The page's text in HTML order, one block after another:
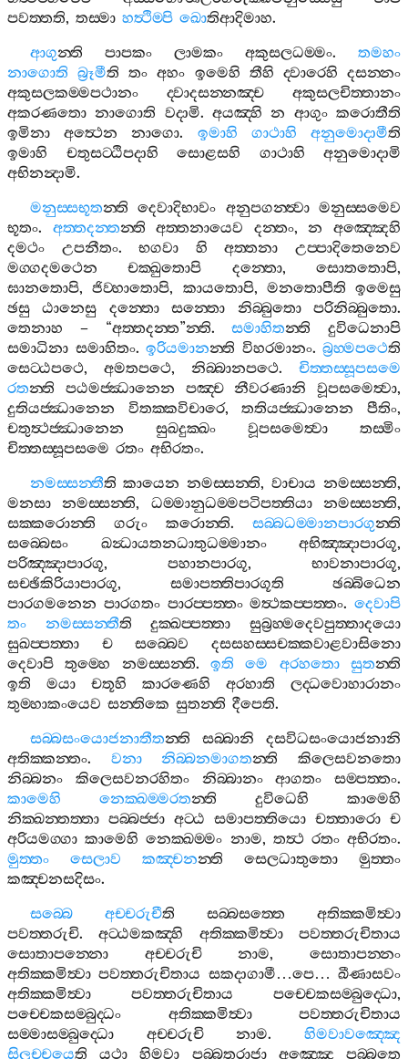
පවත‍්තති, තස‍්මා හත්‍ථිම‍්පි ඛොතිආදිමාහ.
ආගුන‍්ති පාපකං ලාමකං අකුසලධම‍්මං. තමහං
නාගොති බ්‍රූමීති තං අහං ඉමෙහි තීහි ද‍්වාරෙහි දසන‍්නං
අකුසලකම‍්මපථානං
ද‍්වාදසන‍්නඤ‍්ච
අකුසලචිත‍්තානං
අකරණතො නාගොති වදාමි.අයඤ‍්හි න ආගුං කරොතීති
ඉමිනා
අත්‍ථෙන නාගො. ඉමාහි ගාථාහි අනුමොදාමීති
ඉමාහි
චතුසට‍්ඨිපදාහි සොළසහි ගාථාහි
අනුමොදාමි
අභිනන්‍දාමි.
මනුස‍්සභූතන‍්ති දෙවාදිභාවං අනුපගන‍්ත්‍වා මනුස‍්සමෙව
භූතං. අත‍්තදන‍්තන‍්ති අත‍්තනායෙව දන‍්තං,න
අඤ‍්ඤෙහි
දමථං
උපනීතං.භගවා හි අත‍්තනා
උප‍්පාදිතෙනෙව
මග‍්ගදමථෙන
චක‍්ඛුතොපි දන‍්තො,සොතතොපි,
ඝානතොපි,ජිව‍්හාතොපි, කායතොපි, මනතොපීති ඉමෙසු
ඡසු
ඨානෙසු දන‍්තො සන‍්තො නිබ‍්බුතො පරිනිබ‍්බුතො.
තෙනාහ – “අත‍්තදන‍්ත”න‍්ති.සමාහිතන‍්ති
දුවිධෙනාපි
සමාධිනා සමාහිතං. ඉරියමානන‍්ති විහරමානං. බ්‍රහ‍්මපථෙති
සෙට‍්ඨපථෙ, අමතපථෙ, නිබ‍්බානපථෙ. චිත‍්තස‍්සූපසමෙ
රතන‍්ති පඨමජ‍්ඣානෙන පඤ‍්ච නීවරණානි වූපසමෙත්‍වා,
දුතියජ‍්ඣානෙන
විතක‍්කවිචාරෙ,තතියජ‍්ඣානෙන පීතිං,
චතුත්‍ථජ‍්ඣානෙන
සුඛදුක‍්ඛං වූපසමෙත්‍වා
තස‍්මිං
චිත‍්තස‍්සූපසමෙ රතං අභිරතං.
නමස‍්සන‍්තීති කායෙන නමස‍්සන‍්ති,වාචාය නමස‍්සන‍්ති,
මනසා
නමස‍්සන‍්ති, ධම‍්මානුධම‍්මපටිපත‍්තියා නමස‍්සන‍්ති,
සක‍්කරොන‍්ති
ගරුං කරොන‍්ති. සබ‍්බධම‍්මානපාරගුන‍්ති
සබ‍්බෙසං
ඛන්‍ධායතනධාතුධම‍්මානං අභිඤ‍්ඤාපාරගූ,
පරිඤ‍්ඤාපාරගූ, පහානපාරගූ, භාවනාපාරගූ,
සච‍්ඡිකිරියාපාරගූ, සමාපත‍්තිපාරගූති
ඡබ‍්බිධෙන
පාරගමනෙන පාරගතං පාරප‍්පත‍්තං මත්‍ථකප‍්පත‍්තං. දෙවාපි
තං
නමස‍්සන‍්තීති දුක‍්ඛප‍්පත‍්තා
සුබ්‍රහ‍්මදෙවපුත‍්තාදයො
සුඛප‍්පත‍්තා
ච සබ‍්බෙව
දසසහස‍්සචක‍්කවාළවාසිනො
දෙවාපි
තුම‍්හෙ නමස‍්සන‍්ති.ඉති මෙ අරහතො සුතන‍්ති
ඉති
මයා චතූහි කාරණෙහි අරහාති
ලද‍්ධවොහාරානං
තුම‍්හාකංයෙව සන‍්තිකෙ සුතන‍්ති දීපෙති.
සබ‍්බසංයොජනාතීතන‍්ති සබ‍්බානි
දසවිධසංයොජනානි
අතික‍්කන‍්තං. වනා නිබ‍්බනමාගතන‍්ති
කිලෙසවනතො
නිබ‍්බනං
කිලෙසවනරහිතං නිබ‍්බානං ආගතං සම‍්පත‍්තං.
කාමෙහි
නෙක‍්ඛම‍්මරතන‍්ති දුවිධෙහි
කාමෙහි
නික‍්ඛන‍්තත‍්තා පබ‍්බජ‍්ජා අට‍්ඨ සමාපත‍්තියො චත‍්තාරො ච
අරියමග‍්ගා කාමෙහි නෙක‍්ඛම‍්මං නාම, තත්‍ථ රතං අභිරතං.
මුත‍්තං
සෙලාව කඤ‍්චනන‍්ති සෙලධාතුතො
මුත‍්තං
කඤ‍්චනසදිසං.
සබ‍්බෙ
අච‍්චරුචීති සබ‍්බසත‍්තෙ
අතික‍්කමිත්‍වා
පවත‍්තරුචි.අට‍්ඨමකඤ‍්හි අතික‍්කමිත්‍වා
පවත‍්තරුචිතාය
සොතාපන‍්නො
අච‍්චරුචි නාම,සොතාපන‍්නං
අතික‍්කමිත්‍වා පවත‍්තරුචිතාය සකදාගාමී…පෙ…ඛීණාසවං
අතික‍්කමිත්‍වා
පවත‍්තරුචිතාය පච‍්චෙකසම‍්බුද‍්ධො,
පච‍්චෙකසම‍්බුද‍්ධං
අතික‍්කමිත්‍වා
පවත‍්තරුචිතාය
සම‍්මාසම‍්බුද‍්ධො
අච‍්චරුචි නාම.හිමවාවඤ‍්ඤෙ
සිලුච‍්චයෙති යථා හිමවා පබ‍්බතරාජා අඤ‍්ඤෙ පබ‍්බතෙ